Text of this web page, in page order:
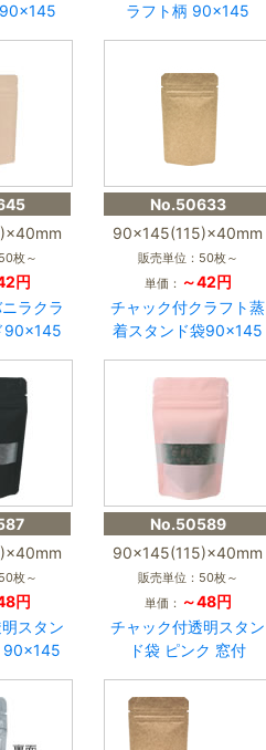
ラフト柄 90×145
枚～
円
ラクラ
90×145
No.50633
90×145(115)×40mm
販売単位：50枚～
単価： ～42円
チャック付クラフト蒸
着スタンド袋90×145
枚～
円
スタン
90×145
No.50589
90×145(115)×40mm
販売単位：50枚～
単価： ～48円
チャック付透明スタン
ド袋 ピンク 窓付